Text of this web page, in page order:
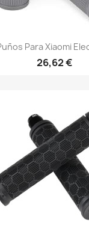
Para Xiaomi
26,62 €